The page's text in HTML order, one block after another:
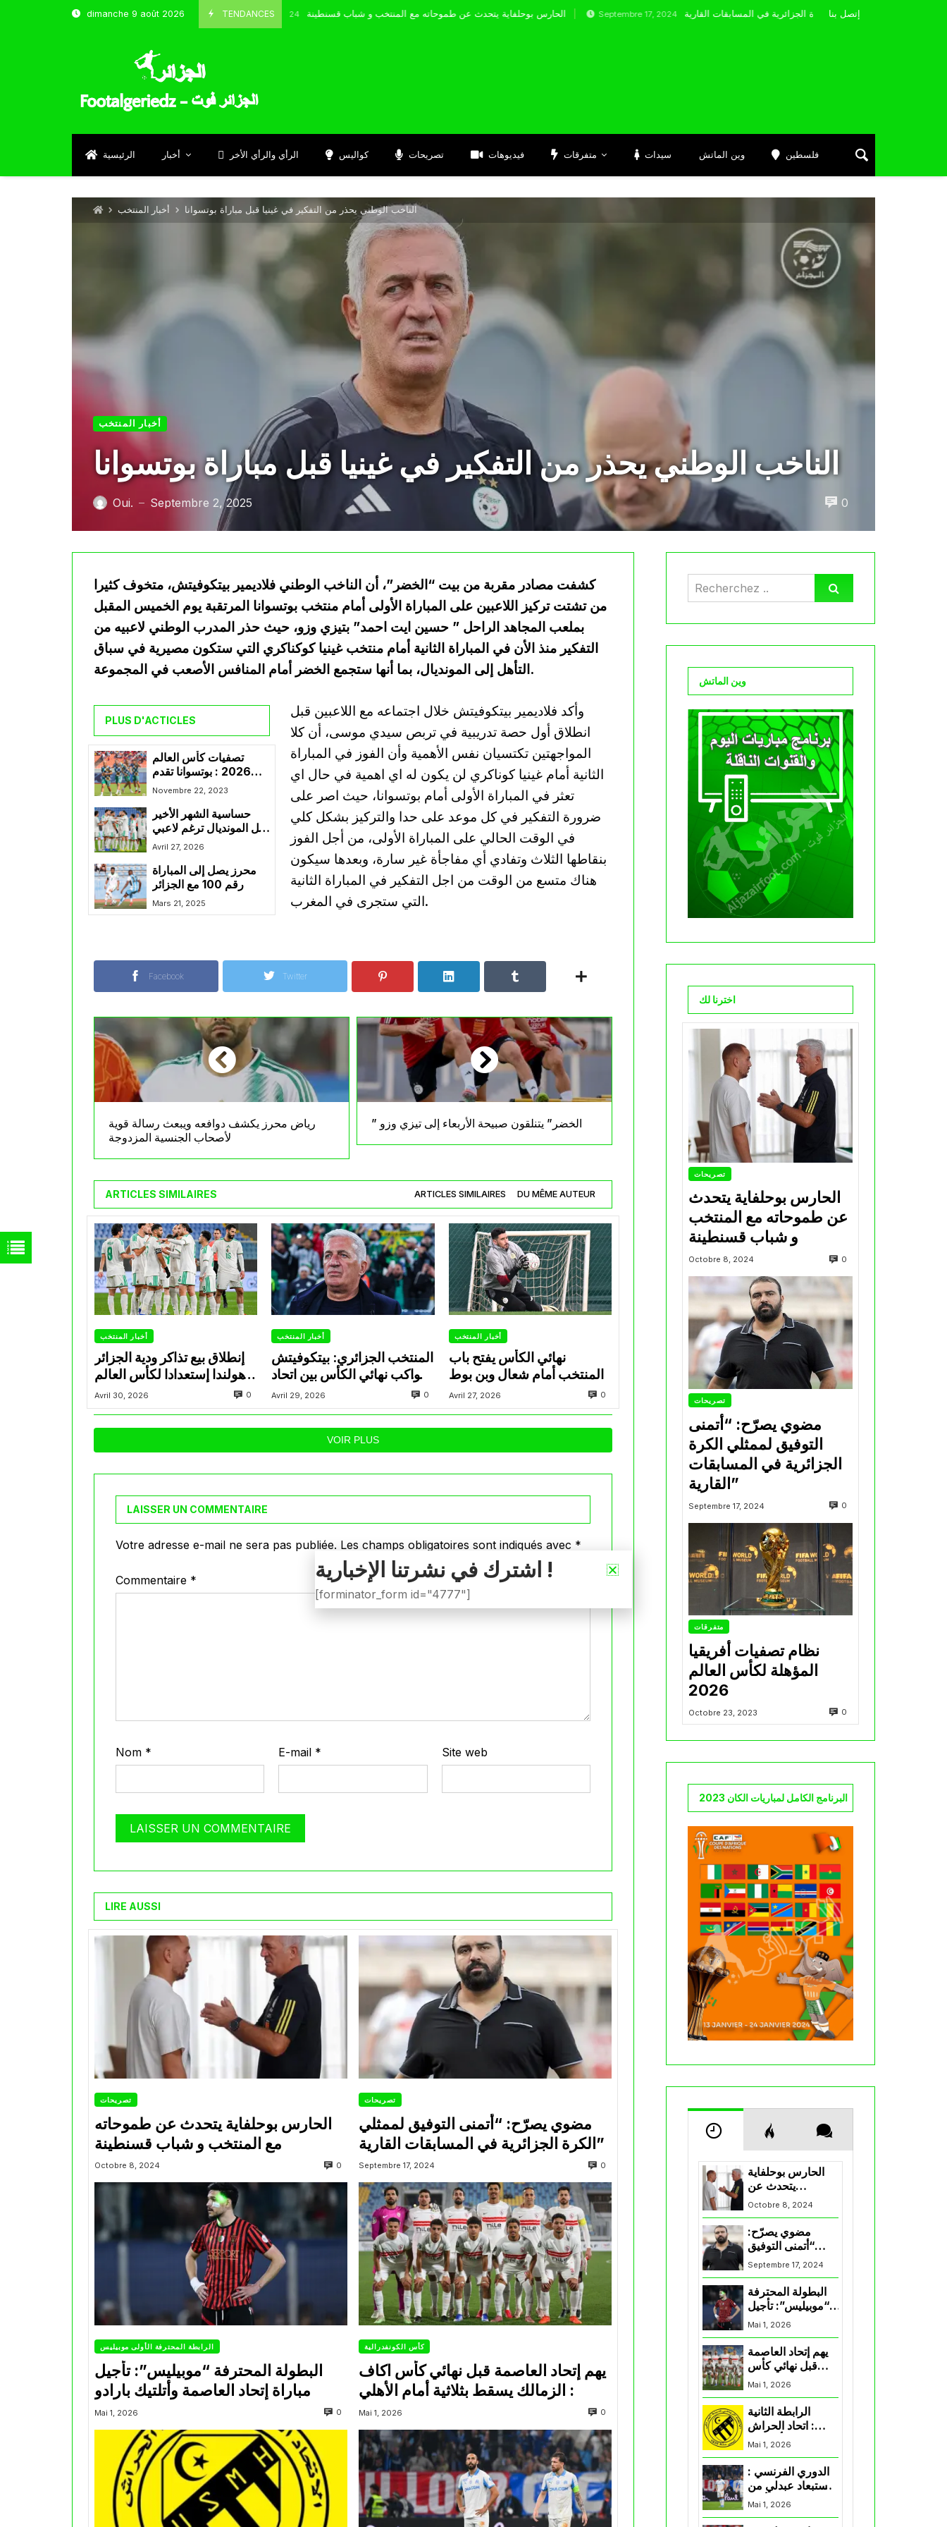
dimanche 9 août 2026 TENDANCES
Octobre 8, 2024 الحارس بوحلفاية يتحدث عن طموحاته مع المنتخب و شباب قسنطينة Septembre 17, 2024 إتصل بنا
الرئيسية أخبار الرأي والرأي الأخر كواليس تصريحات فيديوهات متفرقات سيدات وين الماتش فلسطين
أخبار المنتخب الناخب الوطني يحذر من التفكير في غينيا قبل مباراة بوتسوانا
أخبار المنتخب
الناخب الوطني يحذر من التفكير في غينيا قبل مباراة بوتسوانا
Oui. — Septembre 2, 2025 0
كشفت مصادر مقربة من بيت “الخضر”، أن الناخب الوطني فلاديمير بيتكوفيتش، متخوف كثيرا
من تشتت تركيز اللاعبين على المباراة الأولى أمام منتخب بوتسوانا المرتقبة يوم الخميس المقبل
بملعب المجاهد الراحل ” حسين ايت احمد” بتيزي وزو، حيث حذر المدرب الوطني لاعبيه من
التفكير منذ الأن في المباراة الثانية أمام منتخب غينيا كوكناكري التي ستكون مصيرية في سباق
التأهل إلى المونديال، بما أنها ستجمع الخضر أمام المنافس الأصعب في المجموعة.
PLUS D'ACTICLES
تصفيات كأس العالم
2026 : بوتسوانا تقدم
هدية غالية لمنتخب
Novembre 22, 2023
حساسية الشهر الأخير
قبل المونديال ترغم لاعبي
“الخضر” على الحذر تجنبا
Avril 27, 2026
محرز يصل إلى المباراة
رقم 100 مع الجزائر
Mars 21, 2025
وأكد فلاديمير بيتكوفيتش خلال اجتماعه مع اللاعبين قبل
انطلاق أول حصة تدريبية في تربص سيدي موسى، أن كلا
المواجهتين تكتسيان نفس الأهمية وأن الفوز في المباراة
الثانية أمام غينيا كوناكري لن يكون له اي اهمية في حال اي
تعثر في المباراة الأولى أمام بوتسوانا، حيث اصر على
ضرورة التفكير في كل موعد على حدا والتركيز بشكل كلي
في الوقت الحالي على المباراة الأولى، من أجل الفوز
بنقاطها الثلاث وتفادي أي مفاجأة غير سارة، وبعدها سيكون
هناك متسع من الوقت من اجل التفكير في المباراة الثانية
التي ستجرى في المغرب.
Facebook Twitter
رياض محرز يكشف دوافعه ويبعث رسالة قوية
لأصحاب الجنسية المزدوجة
” الخضر” يتنلقون صبيحة الأربعاء إلى تيزي وزو
ARTICLES SIMILAIRES ARTICLES SIMILAIRES DU MÊME AUTEUR
أخبار المنتخب
إنطلاق بيع تذاكر ودية الجزائر
وهولندا إستعدادا لكأس العالم
2026
Avril 30, 2026 0
أخبار المنتخب
المنتخب الجزائري: بيتكوفيتش
يواكب نهائي الكأس بين اتحاد
العاصمة وشباب بلوزداد ويضع
عدة لاعبين تحت المجهر
Avril 29, 2026 0
أخبار المنتخب
نهائي الكأس يفتح باب
المنتخب أمام شعال وبن بوط
Avril 27, 2026 0
VOIR PLUS
LAISSER UN COMMENTAIRE
Votre adresse e-mail ne sera pas publiée. Les champs obligatoires sont indiqués avec *
Commentaire *
Nom * E-mail * Site web
LIRE AUSSI
تصريحات
الحارس بوحلفاية يتحدث عن طموحاته
مع المنتخب و شباب قسنطينة
Octobre 8, 2024 0
تصريحات
مضوي يصرّح: “أتمنى التوفيق لممثلي
الكرة الجزائرية في المسابقات القارية”
Septembre 17, 2024 0
الرابطة المحترفة الأولى موبيليس
البطولة المحترفة “موبيليس”: تأجيل
مباراة إتحاد العاصمة وأتلتيك بارادو
Mai 1, 2026 0
كأس الكونفدرالية
يهم إتحاد العاصمة قبل نهائي كأس اكاف
Mai 1, 2026 0
وين الماتش
اخترنا لك
تصريحات
الحارس بوحلفاية يتحدث
عن طموحاته مع المنتخب
و شباب قسنطينة
Octobre 8, 2024 0
تصريحات
مضوي يصرّح: “أتمنى
التوفيق لممثلي الكرة
الجزائرية في المسابقات
القارية”
Septembre 17, 2024 0
متفرقات
نظام تصفيات أفريقيا
المؤهلة لكأس العالم
2026
Octobre 23, 2023 0
البرنامج الكامل لمباريات الكان 2023
الحارس بوحلفاية
يتحدث عن
طموحاته مع
المنتخب و شباب
قسنطينة
Octobre 8, 2024
مضوي يصرّح:
“أتمنى التوفيق
لممثلي الكرة
الجزائرية في
Septembre 17, 2024
البطولة المحترفة
“موبيليس”: تأجيل
مباراة إتحاد
العاصمة وأتلتيك
بارادو
Mai 1, 2026
يهم إتحاد العاصمة
قبل نهائي كأس
اكاف : الزمالك
يسقط بثلاثية أمام
Mai 1, 2026
الرابطة الثانية
: اتحاد الحراش
يحسم التأهل إلى
“البلاي أوف”
Mai 1, 2026
الدوري الفرنسي :
استبعاد عبدلي من
قائمة مرسيليا أمام
Mai 1, 2026
اشترك في نشرتنا الإخبارية !
[forminator_form id="4777"]